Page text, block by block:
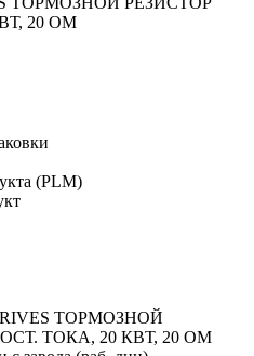
20 ОМ
(PLM)
ТОРМОЗНОЙ
ТОКА, 20 КВТ, 20 ОМ